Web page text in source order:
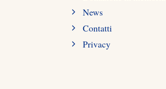
News
Contatti
Privacy